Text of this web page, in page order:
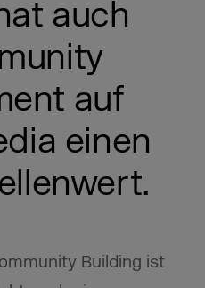
auch
auf
einen
Building ist